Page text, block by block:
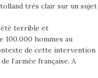
très clair sur un sujet
été terrible et
100.000 hommes au
de cette intervention
l’armée française. A